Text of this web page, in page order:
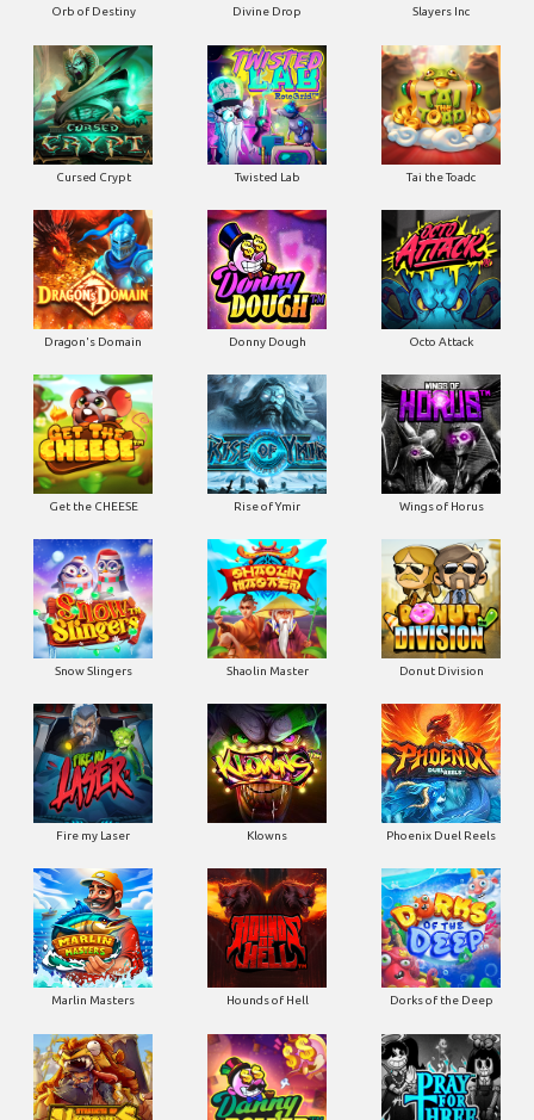
Orb of Destiny Divine Drop Slayers Inc
Cursed Crypt Twisted Lab Tai the Toadc
Dragon's Domain Donny Dough Octo Attack
Get the CHEESE Rise of Ymir Wings of Horus
Snow Slingers Shaolin Master Donut Division
Fire my Laser Klowns Phoenix Duel Reels
Marlin Masters Hounds of Hell Dorks of the Deep